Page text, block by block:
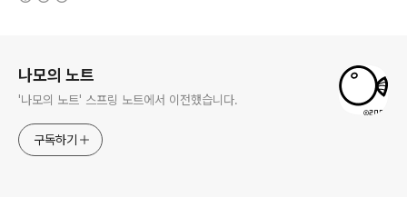
나모의 노트
'나모의 노트' 스프링 노트에서 이전했습니다.
구독하기